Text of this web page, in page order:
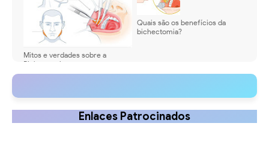
Mitos e verdades sobre a
Bichectomia
Quais são os benefícios da
bichectomia?
Enlaces Patrocinados